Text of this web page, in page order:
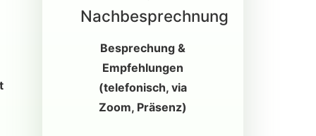
Nachbesprechnung
Besprechung &
Empfehlungen
(telefonisch, via
Zoom, Präsenz)